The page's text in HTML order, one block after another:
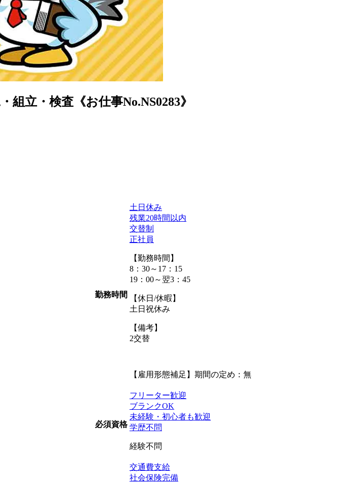
組立・検査《お仕事No.NS0283》
勤務時間
土日休み
残業20時間以内
交替制
正社員
【勤務時間】
8：30～17：15
19：00～翌3：45
【休日/休暇】
土日祝休み
【備考】
2交替
【雇用形態補足】期間の定め：無
必須資格
フリーター歓迎
ブランクOK
未経験・初心者も歓迎
学歴不問
経験不問
交通費支給
社会保険完備